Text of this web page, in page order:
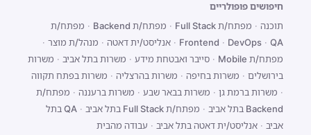
חיפושים פופולריים
תוכנה · מפתח/ת Full Stack · מפתח/ת Backend · מפתח/ת
Frontend · DevOps · QA
· אנליסט/ית דאטה · מנהל/ת מוצר ·
מפתח/ת Mobile
· סייבר ואבטחת מידע · משרות בתל אביב · משרות
בירושלים · משרות בחיפה · משרות בהרצליה · משרות בפתח תקווה
· משרות ברמת גן · משרות בבאר שבע · משרות ברעננה · מפתח/ת
Backend בתל אביב
· מפתח/ת Full Stack בתל אביב ·
QA בתל
אביב · אנליסט/ית דאטה בתל אביב · עבודה מהבית